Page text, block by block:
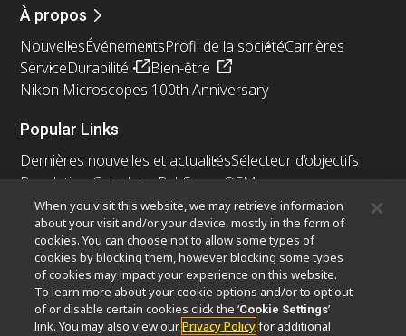
À propos
NouvellesÉvénementsProfil de la sociétéCarrières
ServiceDurabilité
Bien-être
Nikon Microscopes 100th Anniversary
Popular Links
Dernières nouvelles et actualitésSélecteur d’objectifs
Resolution Calculator PubScope OEM
Nikon Small World
MicroscopyU
Autres Produits Nikon
Produits d'imagerie
Microscopie industrielle et métrologie
Systèmes de lithographie à semi-conducteurs
When you visit this website, we may retrieve information
about your visit and/or your device, mostly in the form of
cookies. You can choose not to allow some types of
cookies by blocking them, however blocking some types
of cookies may impact your experience on this website.
To learn more about your cookie options and/or to opt out
of or disable certain cookies click the ‘Cookie Settings’
link. You may also view ourPrivacy Policyfor additional